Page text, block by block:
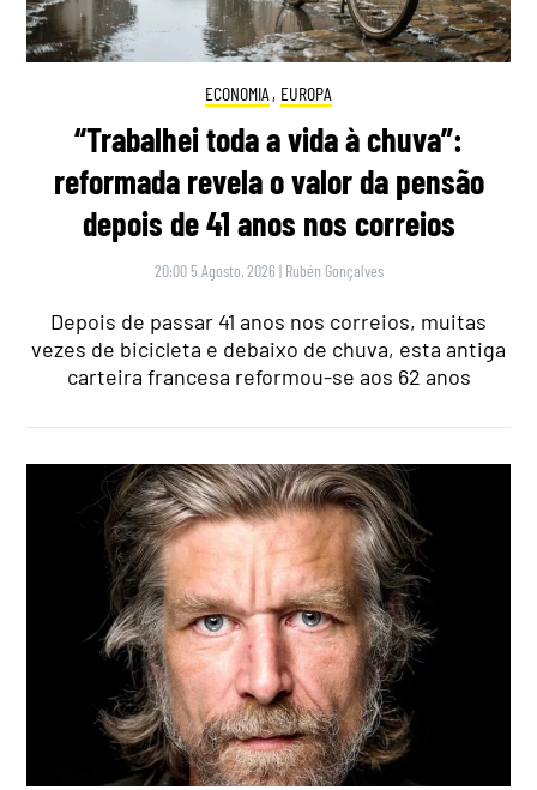
ECONOMIA , EUROPA
“Trabalhei toda a vida à chuva”:
reformada revela o valor da pensão
depois de 41 anos nos correios
20:00 5 Agosto, 2026 | Rubén Gonçalves
Depois de passar 41 anos nos correios, muitas
vezes de bicicleta e debaixo de chuva, esta antiga
carteira francesa reformou-se aos 62 anos